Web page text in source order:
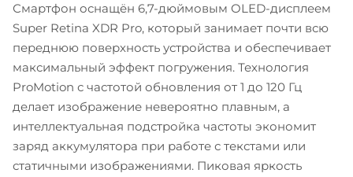
Смартфон оснащён 6,7-дюймовым OLED-дисплеем
Super Retina XDR Pro, который занимает почти всю
переднюю поверхность устройства и обеспечивает
максимальный эффект погружения. Технология
ProMotion с частотой обновления от 1 до 120 Гц
делает изображение невероятно плавным, а
интеллектуальная подстройка частоты экономит
заряд аккумулятора при работе с текстами или
статичными изображениями. Пиковая яркость